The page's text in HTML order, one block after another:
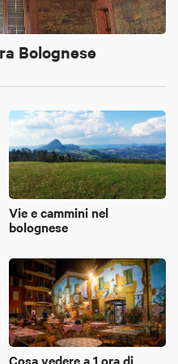
Bolognese
Vie e cammini nel
bolognese
Cosa vedere a 1 ora di